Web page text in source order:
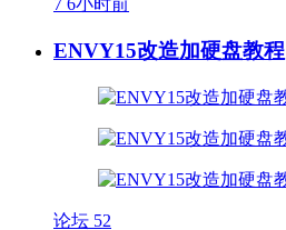
ENVY15改造加硬盘教程
论坛 52